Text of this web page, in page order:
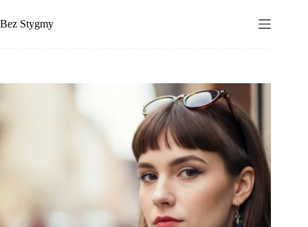
do
treści
Bez Stygmy